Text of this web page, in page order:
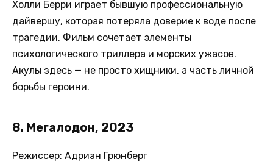
Холли Берри играет бывшую профессиональную
дайвершу, которая потеряла доверие к воде после
трагедии. Фильм сочетает элементы
психологического триллера и морских ужасов.
Акулы здесь — не просто хищники, а часть личной
борьбы героини.
8. Мегалодон, 2023
Режиссер: Адриан Грюнберг